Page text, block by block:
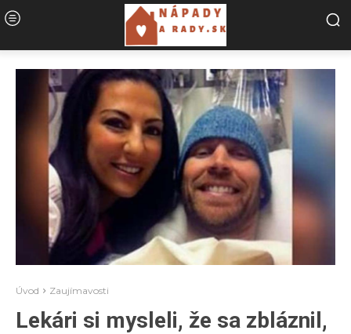
Úvod Zaujímavosti
Lekári si mysleli, že sa zbláznil,